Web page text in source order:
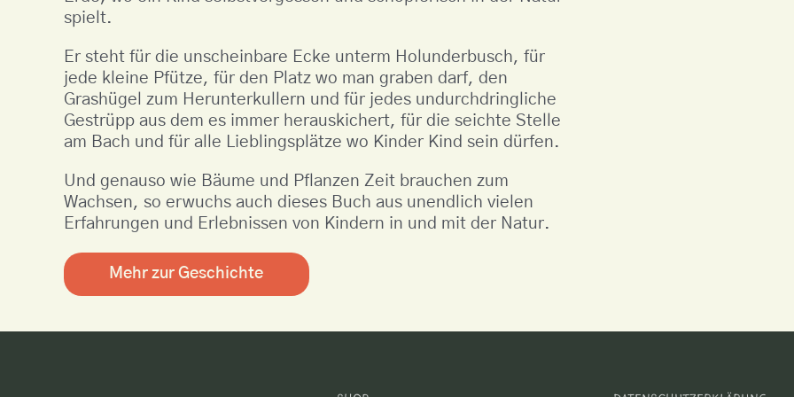
spielt.
Er steht für die unscheinbare Ecke unterm Holunderbusch, für
jede kleine Pfütze, für den Platz wo man graben darf, den
Grashügel zum Herunterkullern und für jedes undurchdringliche
Gestrüpp aus dem es immer herauskichert, für die seichte Stelle
am Bach und für alle Lieblingsplätze wo Kinder Kind sein dürfen.
Und genauso wie Bäume und Pflanzen Zeit brauchen zum
Wachsen, so erwuchs auch dieses Buch aus unendlich vielen
Erfahrungen und Erlebnissen von Kindern in und mit der Natur.
Mehr zur Geschichte